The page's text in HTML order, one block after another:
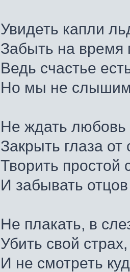
Увидеть капли
Забыть на время
Ведь счастье
Но мы не
Не ждать любовь
Закрыть глаза от
Творить простой
И забывать
Не плакать, в
Убить свой
И не смотреть